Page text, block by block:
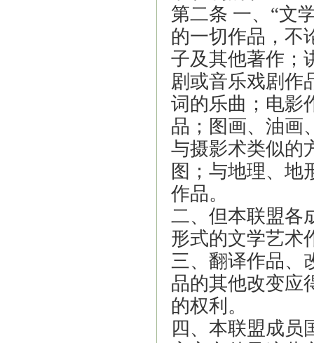
第二条 一、 “文
的一切作品，不
子及其他著作；
剧或音乐戏剧作
词的乐曲；电影
品；图画、油画
与摄影术类似的
图；与地理、地
作品。
二、但本联盟各
形式的文学艺术
三、翻译作品、
品的其他改变应
的权利。
四、本联盟成员